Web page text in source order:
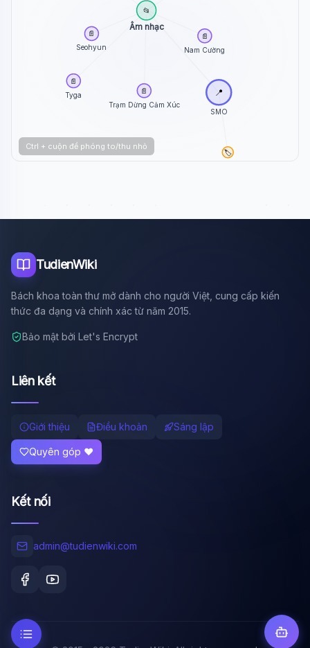
SMO
📍
Âm nhạc
📂
Trạm Dừng Cảm Xúc
📄
Seohyun
📄
Nam Cường
📄
Tyga
📄
🏷️
Ctrl + cuộn để phóng to/thu nhỏ
TudienWiki
Bách khoa toàn thư mở dành cho người Việt, cung cấp kiến
thức đa dạng và chính xác từ năm 2015.
Bảo mật bởi Let's Encrypt
Liên kết
Giới thiệu Điều khoản Sáng lập
Quyên góp ❤️
Kết nối
admin@tudienwiki.com